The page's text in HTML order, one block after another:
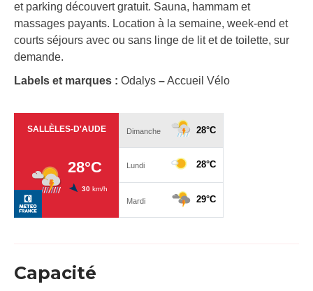
et parking découvert gratuit. Sauna, hammam et
massages payants. Location à la semaine, week-end et
courts séjours avec ou sans linge de lit et de toilette, sur
demande.
Labels et marques : Odalys –Accueil Vélo
Capacité